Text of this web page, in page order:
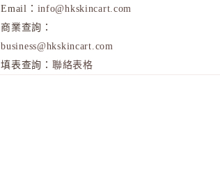
Email： info@hkskincart.com
商業查詢：
business@hkskincart.com
填表查詢： 聯絡表格